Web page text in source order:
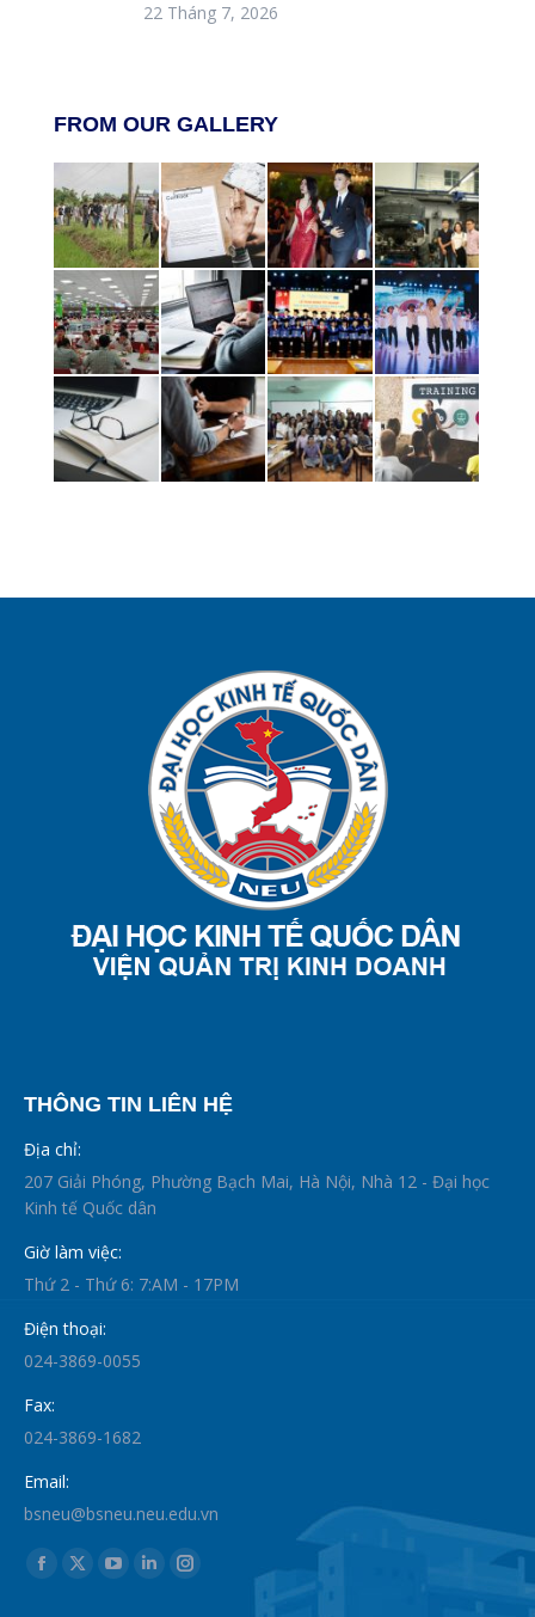
22 Tháng 7, 2026
FROM OUR GALLERY
THÔNG TIN LIÊN HỆ
Địa chỉ:
207 Giải Phóng, Phường Bạch Mai, Hà Nội, Nhà 12 - Đại học
Kinh tế Quốc dân
Giờ làm việc:
Thứ 2 - Thứ 6: 7:AM - 17PM
Điện thoại:
024-3869-0055
Fax:
024-3869-1682
Email:
bsneu@bsneu.neu.edu.vn
Find us on:
Facebook
X
YouTube
LinkedinInstagram